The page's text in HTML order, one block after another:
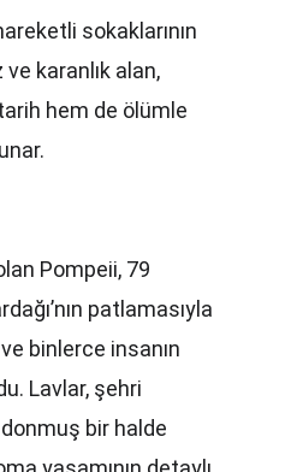
sokaklarının
karanlık alan,
hem de ölümle
Pompeii, 79
patlamasıyla
binlerce insanın
Lavlar, şehri
bir halde